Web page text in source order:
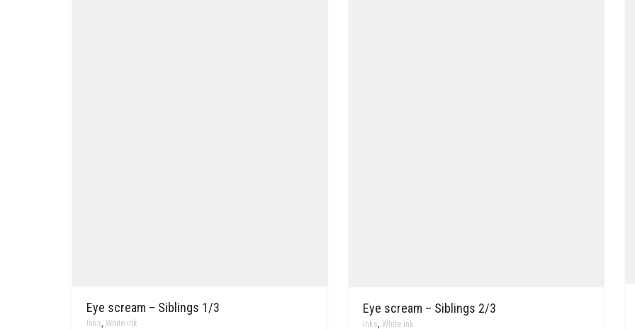
Eye scream – Siblings 1/3
Inks White ink
Eye scream – Siblings 2/3
Inks, White ink